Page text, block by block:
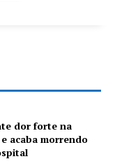
dor forte na
acaba morrendo